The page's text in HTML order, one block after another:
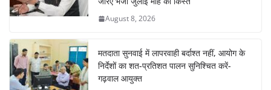
August 8, 2026
मतदाता सुनवाई में लापरवाही बर्दाश्त नहीं, आयोग के
निर्देशों का शत-प्रतिशत पालन सुनिश्चित करें-
गढ़वाल आयुक्त